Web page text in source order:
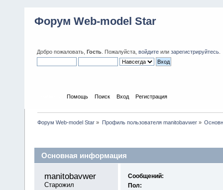
Форум Web-model Star
Добро пожаловать, Гость . Пожалуйста, войдите или зарегистрируйтесь
Помощь Поиск Вход Регистрация
Форум Web-model Star » Профиль пользователя manitobavwer»
Основная информация
manitobavwer
Старожил
Сообщений:
Пол: